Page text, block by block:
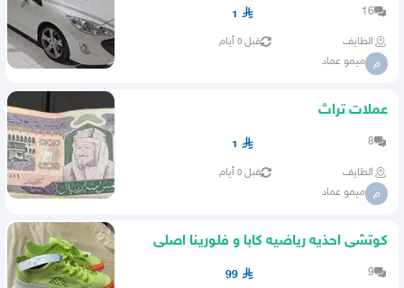
16
1
الطايف قبل ٥ أيام
م ميمو عماد
عملات تراث
8
1
الطايف قبل ٥ أيام
م ميمو عماد
كوتشى احذيه رياضيه كابا و فلورينا اصلى
جديد
9
99